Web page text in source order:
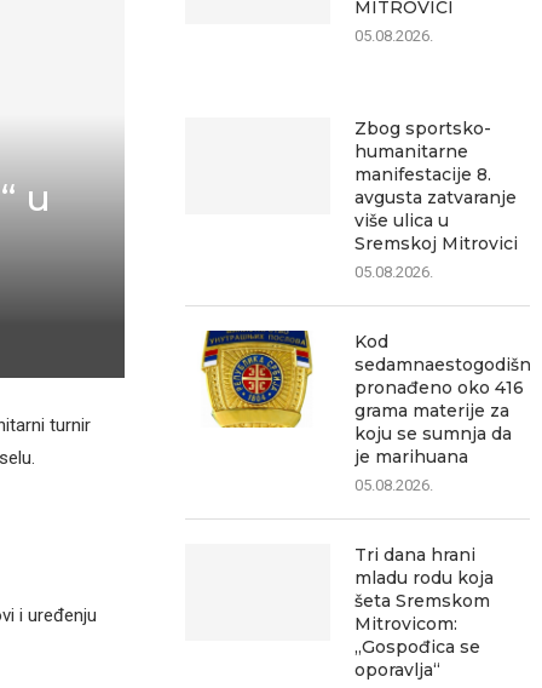
u
turnir
i uređenju
MITROVICI
05.08.2026.
Zbog sportsko-
humanitarne
manifestacije 8.
avgusta zatvaranje
više ulica u
Sremskoj Mitrovici
05.08.2026.
Kod
pronađeno oko 416
grama materije za
koju se sumnja da
je marihuana
05.08.2026.
Tri dana hrani
mladu rodu koja
šeta Sremskom
Mitrovicom:
„Gospođica se
oporavlja“